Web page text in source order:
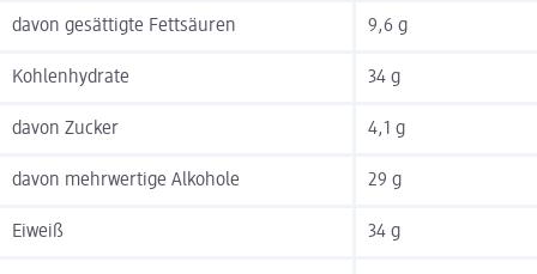
davon gesättigte Fettsäuren 9,6 g
Kohlenhydrate 34 g
davon Zucker 4,1 g
davon mehrwertige Alkohole 29 g
Eiweiß 34 g